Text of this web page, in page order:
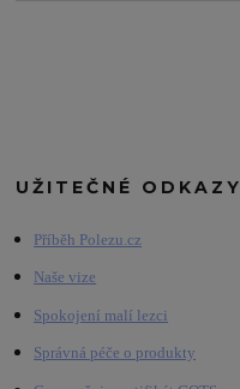
UŽITEČNÉ ODKAZY
Příběh Polezu.cz
Naše vize
Spokojení malí lezci
Správná péče o produkty